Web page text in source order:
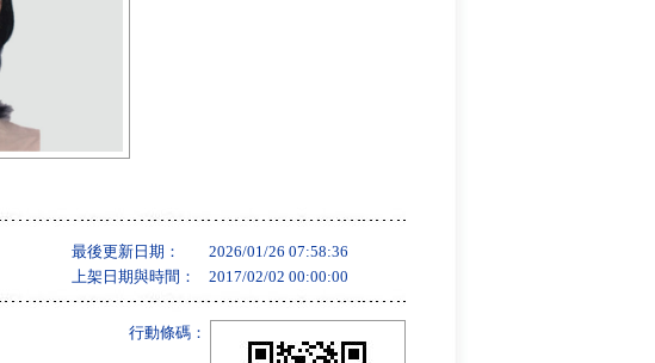
最後更新日期：
2026/01/26 07:58:36
上架日期與時間：
2017/02/02 00:00:00
行動條碼：